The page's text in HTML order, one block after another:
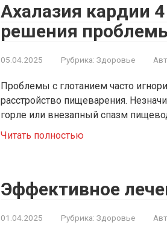
Ахалазия кардии
решения
05.04.2025 Рубрика: Здоровье
Проблемы с глотанием часто
расстройство пищеварения.
горле или внезапный спазм
Читать полностью
Эффективное
01.04.2025 Рубрика: Здоровье